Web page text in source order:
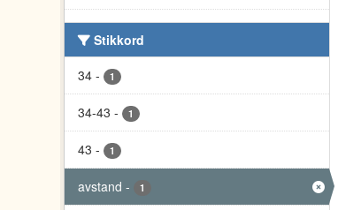
Stikkord
34 - 1
34-43 - 1
43 - 1
avstand - 1